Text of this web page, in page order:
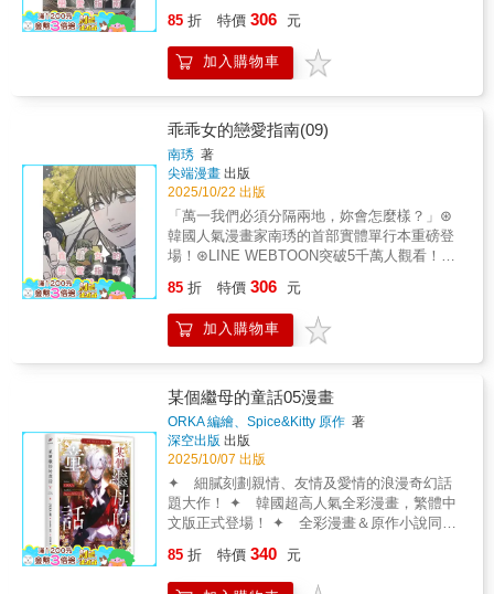
簽、鐳射銀裱框Choo Hyeyeon老師誠意滿滿，
為臺灣讀者加筆畫了新圖，並手寫了一句給讀
者的話，壓克力表層有燙粉色的作者手寫問候
和簽名，獨一無二的藏品，漫迷必收！注意事
色，故表面無覆膜，請勿嘗試撕膜3.包邊因工
藝限制可能存在皺褶、翹邊、溢膠等情況，屬
正常現象，不視為瑕疵4.商品出廠後，板子會
因環境因素產生彎曲，屬正常現象，不視為瑕
疵5.請勿靠近火源，或放置高溫、潮濕、陽光
直射處，避免與尖銳物品碰觸二、雙閃徽章組
（皇太子與小公爵款，1組2款）尺寸：直徑
5.8cm圓形徽章材質：彩瓷閃底、表層有燙雷射
金及雷射銀莉莉卡生命中重要的兩位男性角色
善的小公爵，藏品裡絕不能少了他們！三、書
本造型壓克力卡套（附吊飾及珠鍊）尺寸：卡
套約7.35x11.7x0.5cm、莉莉卡吊飾約3cm材
質：透明壓克力╱上層單面圖、下層雙面不同
圖╱沒附夾式掛繩，需自備╱小吊飾有附珠
鍊，可自行更換╱保護膜請自行撕除書本造型
的卡套，以第二集書封的花框做設計，放入透
卡即可替換封面圖。也可放入名片或車票，當
車票套使用。需注意，夾孔為突出上方的設
計，需搭配夾式掛繩使用，裡面的卡片才不會
掉出來。背面是行屈膝禮的莉莉卡，可愛爆
表！再搭配一個行禮的Q圖莉莉卡小吊飾，完美
組合，實用與美觀兼具！四、精美明信片組（1
組6款）尺寸：10.5x15cm隨著登場角色增加，
發!!到底是從哪裡開始出錯的呢？【故事簡介】
長期累積下來的不滿與誤解，漸漸成為佑元與
在賢之間的嫌隙，兩人開始漸行漸遠…積怨已
85 折 特價 306 元
加入購物車
乖乖女的戀愛指南(09)
南琇 著
尖端漫畫 出版
2025/10/22 出版
「萬一我們必須分隔兩地，妳會怎麼樣？」⊛
韓國人氣漫畫家南琇的首部實體單行本重磅登
場！⊛LINE WEBTOON突破5千萬人觀看！⊛
活即將迎來改變！【故事簡介】正值熱戀期的
佑元與攸秀，佑元卻突然收到大企業的實習邀
約。面對外地實習的機會，佑元勢必要做出休
85 折 特價 306 元
加入購物車
某個繼母的童話05漫畫
ORKA 編繪、Spice&Kitty 原作 著
深空出版 出版
2025/10/07 出版
✦ 細膩刻劃親情、友情及愛情的浪漫奇幻話
題大作！ ✦ 韓國超高人氣全彩漫畫，繁體中
文版正式登場！ ✦ 全彩漫畫＆原作小說同步
vs 高傲皇子不懷好意的貪婪之網，悄然交織纏
繞……四年一度的建國紀念慶典揭開序幕，帝
85 折 特價 340 元